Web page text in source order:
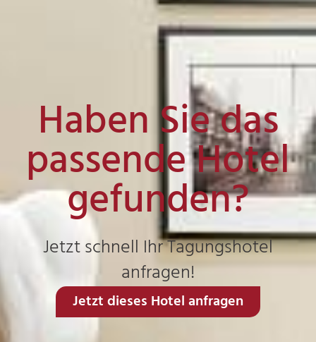
Haben Sie das
passende Hotel
gefunden?
Jetzt schnell Ihr Tagungshotel
anfragen!
Jetzt dieses Hotel anfragen